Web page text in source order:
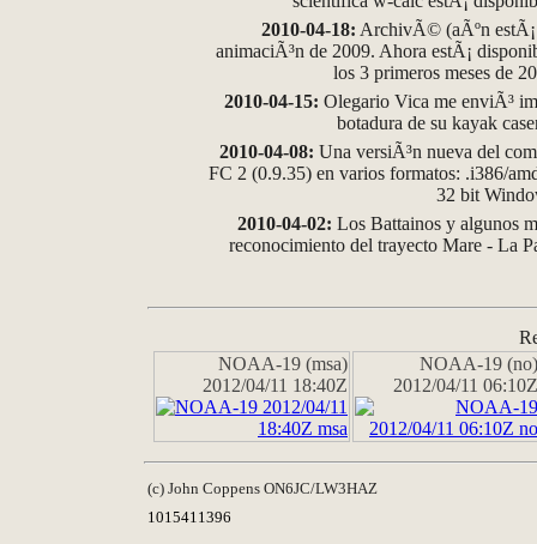
2010-04-18: ArchivÃ© (aÃºn
animaciÃ³n de 2009. Ahora estÃ¡
los 3 primeros meses de
2010-04-15: Olegario Vica me enviÃ³
botadura de su kayak
2010-04-08: Una versiÃ³n nueva del
FC 2 (0.9.35) en varios formatos: .i386/
32 bit
2010-04-02: Los Battainos y algunos
reconocimiento del trayecto Mare - La
NOAA-19 (msa)
2012/04/11 18:40Z
NOAA-19 (no)
2012/04/11 06:10Z
(c) John Coppens ON6JC/LW3HAZ
1015411396